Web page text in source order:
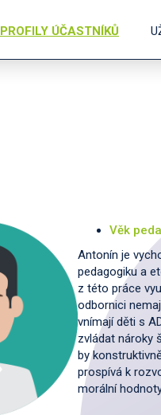
PROFILY ÚČASTNÍKŮ
Věk
Antonín je
pedagogiku a
z této práce
odbornici
vnímají děti s
zvládat nároky
by
prospívá k
morální